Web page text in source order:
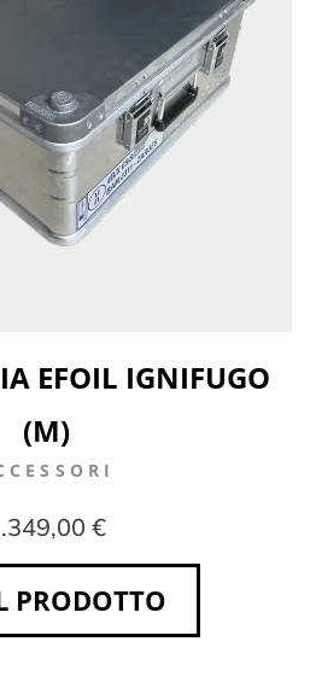
EFOIL IGNIFUGO
(M)
€
PRODOTTO